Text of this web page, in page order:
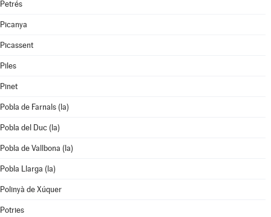
Petrés
Picanya
Picassent
Piles
Pinet
Pobla de Farnals (la)
Pobla del Duc (la)
Pobla de Vallbona (la)
Pobla Llarga (la)
Polinyà de Xúquer
Potries